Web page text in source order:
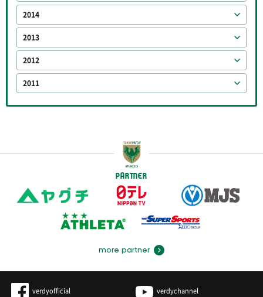
2014
2013
2012
2011
PARTNER
more partner
verdyofficial verdychannel